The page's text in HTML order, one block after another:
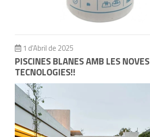
1 d'Abril de 2025
PISCINES BLANES AMB LES NOVES
TECNOLOGIES!!